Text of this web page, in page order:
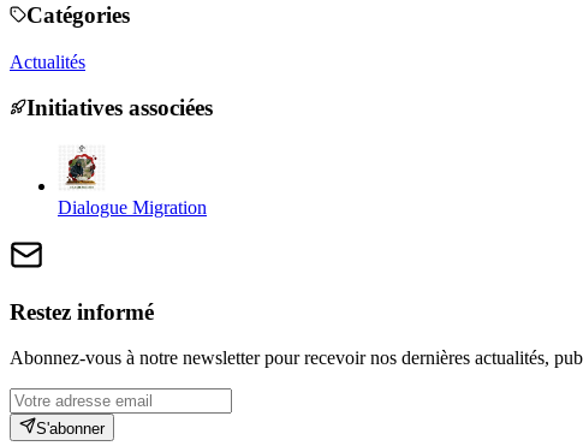
Catégories
Actualités
Initiatives associées
Dialogue Migration
Restez informé
Abonnez-vous à notre newsletter pour recevoir nos dernières actualités,
S'abonner